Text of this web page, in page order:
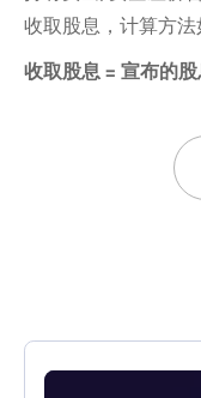
收取股息，计算方法
收取股息 = 宣布的